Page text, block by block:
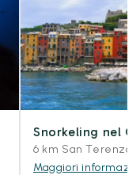
Snorkeling nel
6 km San Terenzo
Maggiori